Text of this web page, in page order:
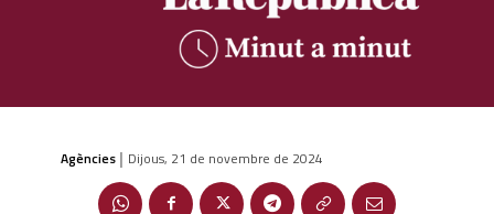
Agències | Dijous, 21 de novembre de 2024